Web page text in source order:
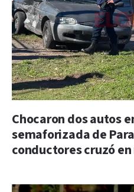
Chocaron dos autos
semaforizada de
conductores cruzó